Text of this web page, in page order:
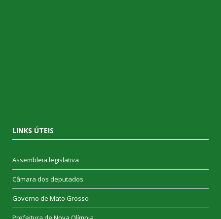
LINKS ÚTEIS
Assembleia legislativa
Câmara dos deputados
Governo de Mato Grosso